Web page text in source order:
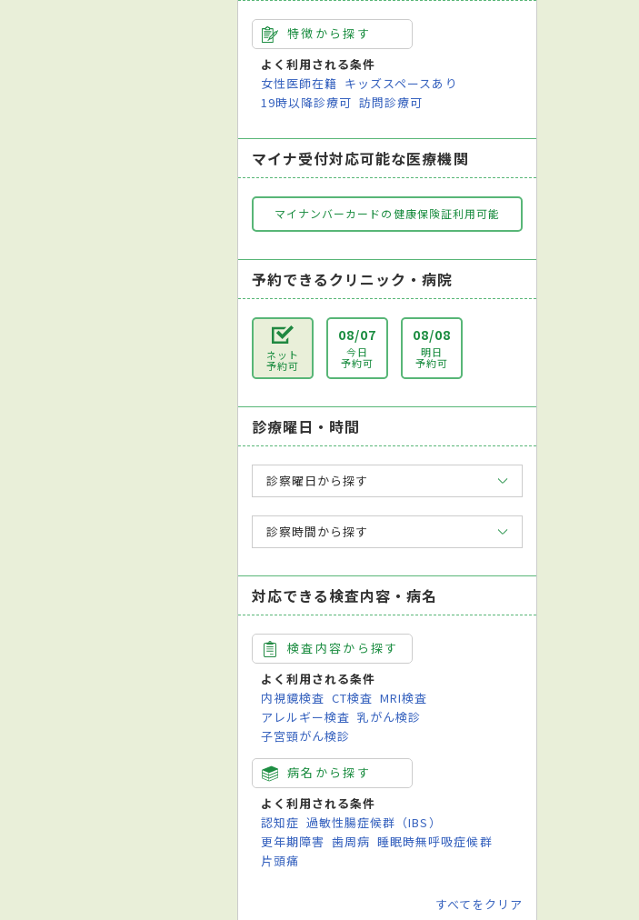
特徴から探す
よく利用される条件
女性医師在籍 キッズスペースあり
19時以降診療可 訪問診療可
マイナ受付対応可能な医療機関
マイナンバーカードの健康保険証利用可能
予約できるクリニック・病院
ネット
予約可
08/07
今日
予約可
08/08
明日
予約可
診療曜日・時間
診察曜日から探す
診察時間から探す
対応できる検査内容・病名
検査内容から探す
よく利用される条件
内視鏡検査 CT検査 MRI検査
アレルギー検査 乳がん検診
子宮頸がん検診
病名から探す
よく利用される条件
認知症 過敏性腸症候群（IBS）
更年期障害 歯周病 睡眠時無呼吸症候群
片頭痛
すべてをクリア